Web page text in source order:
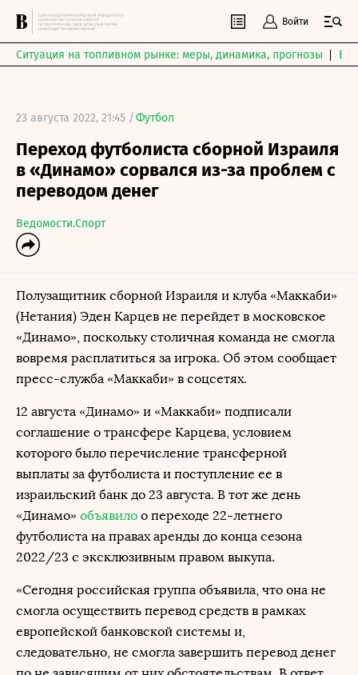
Войти
Ситуация на топливном рынке: меры, динамика, прогнозы
23 августа 2022, 21:45 /Футбол
Переход футболиста сборной Израиля
в «Динамо» сорвался из-за проблем с
переводом денег
Ведомости.Спорт
Полузащитник сборной Израиля и клуба «Маккаби»
(Нетания) Эден Карцев не перейдет в московское
«Динамо», поскольку столичная команда не смогла
вовремя расплатиться за игрока. Об этом сообщает
пресс-служба «Маккаби» в соцсетях.
12 августа «Динамо» и «Маккаби» подписали
соглашение о трансфере Карцева, условием
которого было перечисление трансферной
выплаты за футболиста и поступление ее в
израильский банк до 23 августа. В тот же день
«Динамо» объявило о переходе 22-летнего
футболиста на правах аренды до конца сезона
2022/23 с эксклюзивным правом выкупа.
«Сегодня российская группа объявила, что она не
смогла осуществить перевод средств в рамках
европейской банковской системы и,
следовательно, не смогла завершить перевод денег